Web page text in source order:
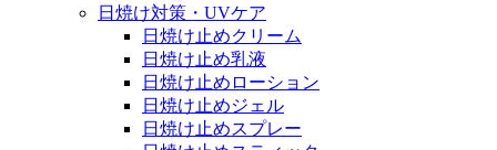
日焼け対策・UVケア
日焼け止めクリーム
日焼け止め乳液
日焼け止めローション
日焼け止めジェル
日焼け止めスプレー